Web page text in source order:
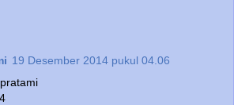
19 Desember 2014 pukul 04.06